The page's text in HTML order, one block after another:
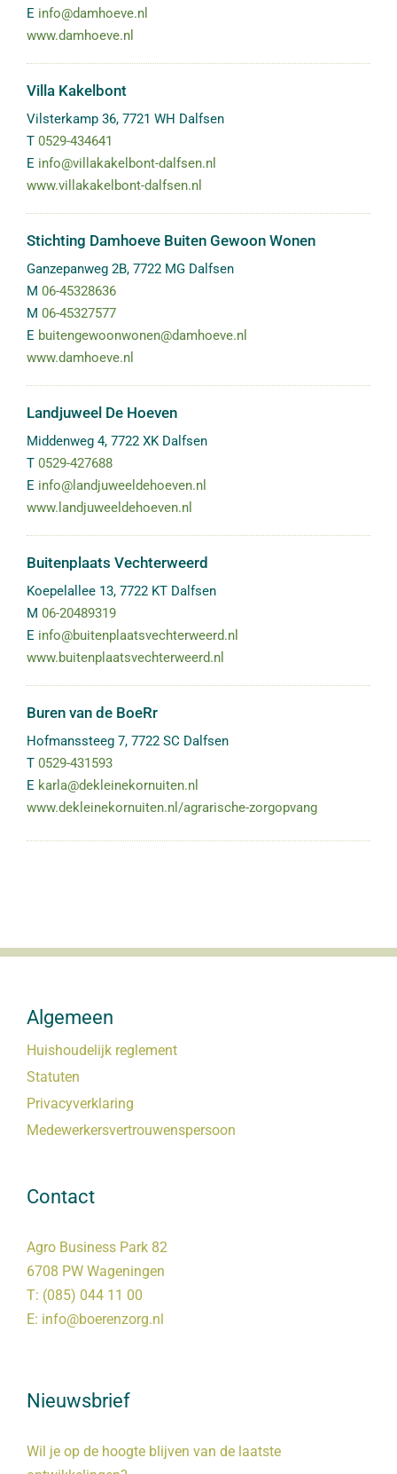
E info@damhoeve.nl
www.damhoeve.nl
Villa Kakelbont
Vilsterkamp 36, 7721 WH Dalfsen
T 0529-434641
E info@villakakelbont-dalfsen.nl
www.villakakelbont-dalfsen.nl
Stichting Damhoeve Buiten Gewoon Wonen
Ganzepanweg 2B, 7722 MG Dalfsen
M 06-45328636
M 06-45327577
E buitengewoonwonen@damhoeve.nl
www.damhoeve.nl
Landjuweel De Hoeven
Middenweg 4, 7722 XK Dalfsen
T 0529-427688
E info@landjuweeldehoeven.nl
www.landjuweeldehoeven.nl
Buitenplaats Vechterweerd
Koepelallee 13, 7722 KT Dalfsen
M 06-20489319
E info@buitenplaatsvechterweerd.nl
www.buitenplaatsvechterweerd.nl
Buren van de BoeRr
Hofmanssteeg 7, 7722 SC Dalfsen
T 0529-431593
E karla@dekleinekornuiten.nl
www.dekleinekornuiten.nl/agrarische-zorgopvang
Algemeen
Huishoudelijk reglement
Statuten
Privacyverklaring
Medewerkersvertrouwenspersoon
Contact
Agro Business Park 82
6708 PW Wageningen
T: (085) 044 11 00
E: info@boerenzorg.nl
Nieuwsbrief
Wil je op de hoogte blijven van de laatste